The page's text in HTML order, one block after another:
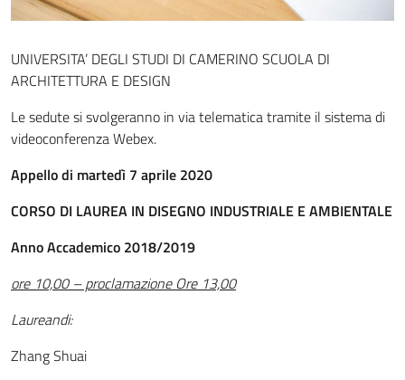
UNIVERSITA’ DEGLI STUDI DI CAMERINO SCUOLA DI
ARCHITETTURA E DESIGN
Le sedute si svolgeranno in via telematica tramite il sistema di
videoconferenza Webex.
Appello di martedì 7 aprile 2020
CORSO DI LAUREA IN DISEGNO INDUSTRIALE E AMBIENTALE
Anno Accademico 2018/2019
ore 10,00 – proclamazione Ore 13,00
Laureandi:
Zhang Shuai